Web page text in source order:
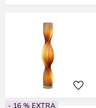
- 16 % EXTRA